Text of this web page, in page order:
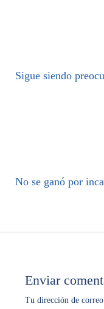
Sigue siendo
No se ganó por
Enviar
Tu dirección de